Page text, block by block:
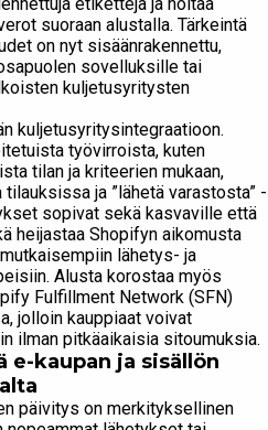
suoraan alustalla. Tärkeintä
on nyt sisäänrakennettu,
sovelluksille tai
kuljetusyritysten
kuljetusyritysintegraatioon.
työvirroista, kuten
tilan ja kriteerien mukaan,
ja ”lähetä varastosta” -
sopivat sekä kasvaville että
heijastaa Shopifyn aikomusta
lähetys- ja
Alusta korostaa myös
Fulfillment Network (SFN)
jolloin kauppiaat voivat
ilman pitkäaikaisia sitoumuksia.
e-kaupan ja sisällön
päivitys on merkityksellinen